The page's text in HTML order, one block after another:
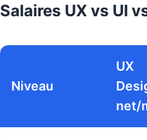
Salaires UX vs UI
Niveau
UX
net/